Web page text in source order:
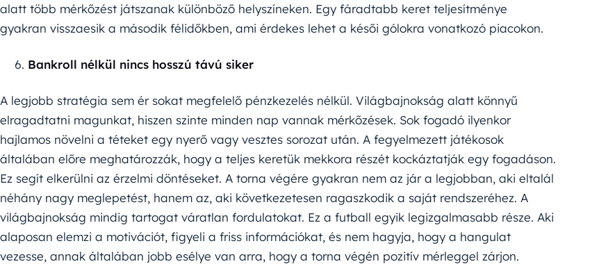
alatt több mérkőzést játszanak különböző helyszíneken. Egy fáradtabb keret teljesítménye
gyakran visszaesik a második félidőkben, ami érdekes lehet a késői gólokra vonatkozó piacokon.
Bankroll nélkül nincs hosszú távú siker
A legjobb stratégia sem ér sokat megfelelő pénzkezelés nélkül. Világbajnokság alatt könnyű
elragadtatni magunkat, hiszen szinte minden nap vannak mérkőzések. Sok fogadó ilyenkor
hajlamos növelni a téteket egy nyerő vagy vesztes sorozat után. A fegyelmezett játékosok
általában előre meghatározzák, hogy a teljes keretük mekkora részét kockáztatják egy fogadáson.
Ez segít elkerülni az érzelmi döntéseket. A torna végére gyakran nem az jár a legjobban, aki eltalál
néhány nagy meglepetést, hanem az, aki következetesen ragaszkodik a saját rendszeréhez. A
világbajnokság mindig tartogat váratlan fordulatokat. Ez a futball egyik legizgalmasabb része. Aki
alaposan elemzi a motivációt, figyeli a friss információkat, és nem hagyja, hogy a hangulat
vezesse, annak általában jobb esélye van arra, hogy a torna végén pozitív mérleggel zárjon.